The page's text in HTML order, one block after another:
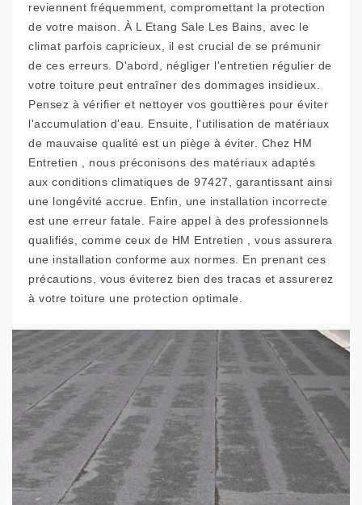
reviennent fréquemment, compromettant la protection
de votre maison. À L Etang Sale Les Bains, avec le
climat parfois capricieux, il est crucial de se prémunir
de ces erreurs. D'abord, négliger l'entretien régulier de
votre toiture peut entraîner des dommages insidieux.
Pensez à vérifier et nettoyer vos gouttières pour éviter
l'accumulation d'eau. Ensuite, l'utilisation de matériaux
de mauvaise qualité est un piège à éviter. Chez HM
Entretien , nous préconisons des matériaux adaptés
aux conditions climatiques de 97427, garantissant ainsi
une longévité accrue. Enfin, une installation incorrecte
est une erreur fatale. Faire appel à des professionnels
qualifiés, comme ceux de HM Entretien , vous assurera
une installation conforme aux normes. En prenant ces
précautions, vous éviterez bien des tracas et assurerez
à votre toiture une protection optimale.